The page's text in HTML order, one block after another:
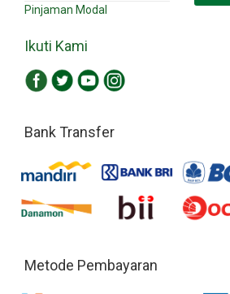
Pinjaman Modal
Ikuti Kami
Bank Transfer
Metode Pembayaran